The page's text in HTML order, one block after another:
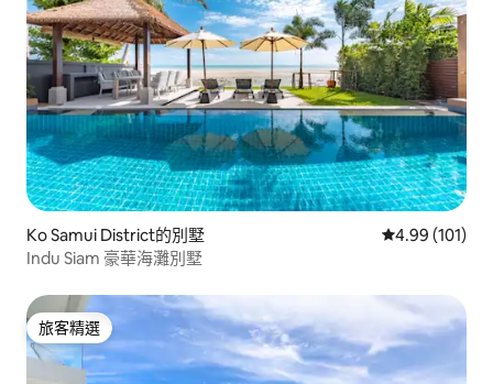
Ko Samui District的別墅 從 101 則評價
4.99 (101)
Indu Siam 豪華海灘別墅
旅客精選
旅客精選